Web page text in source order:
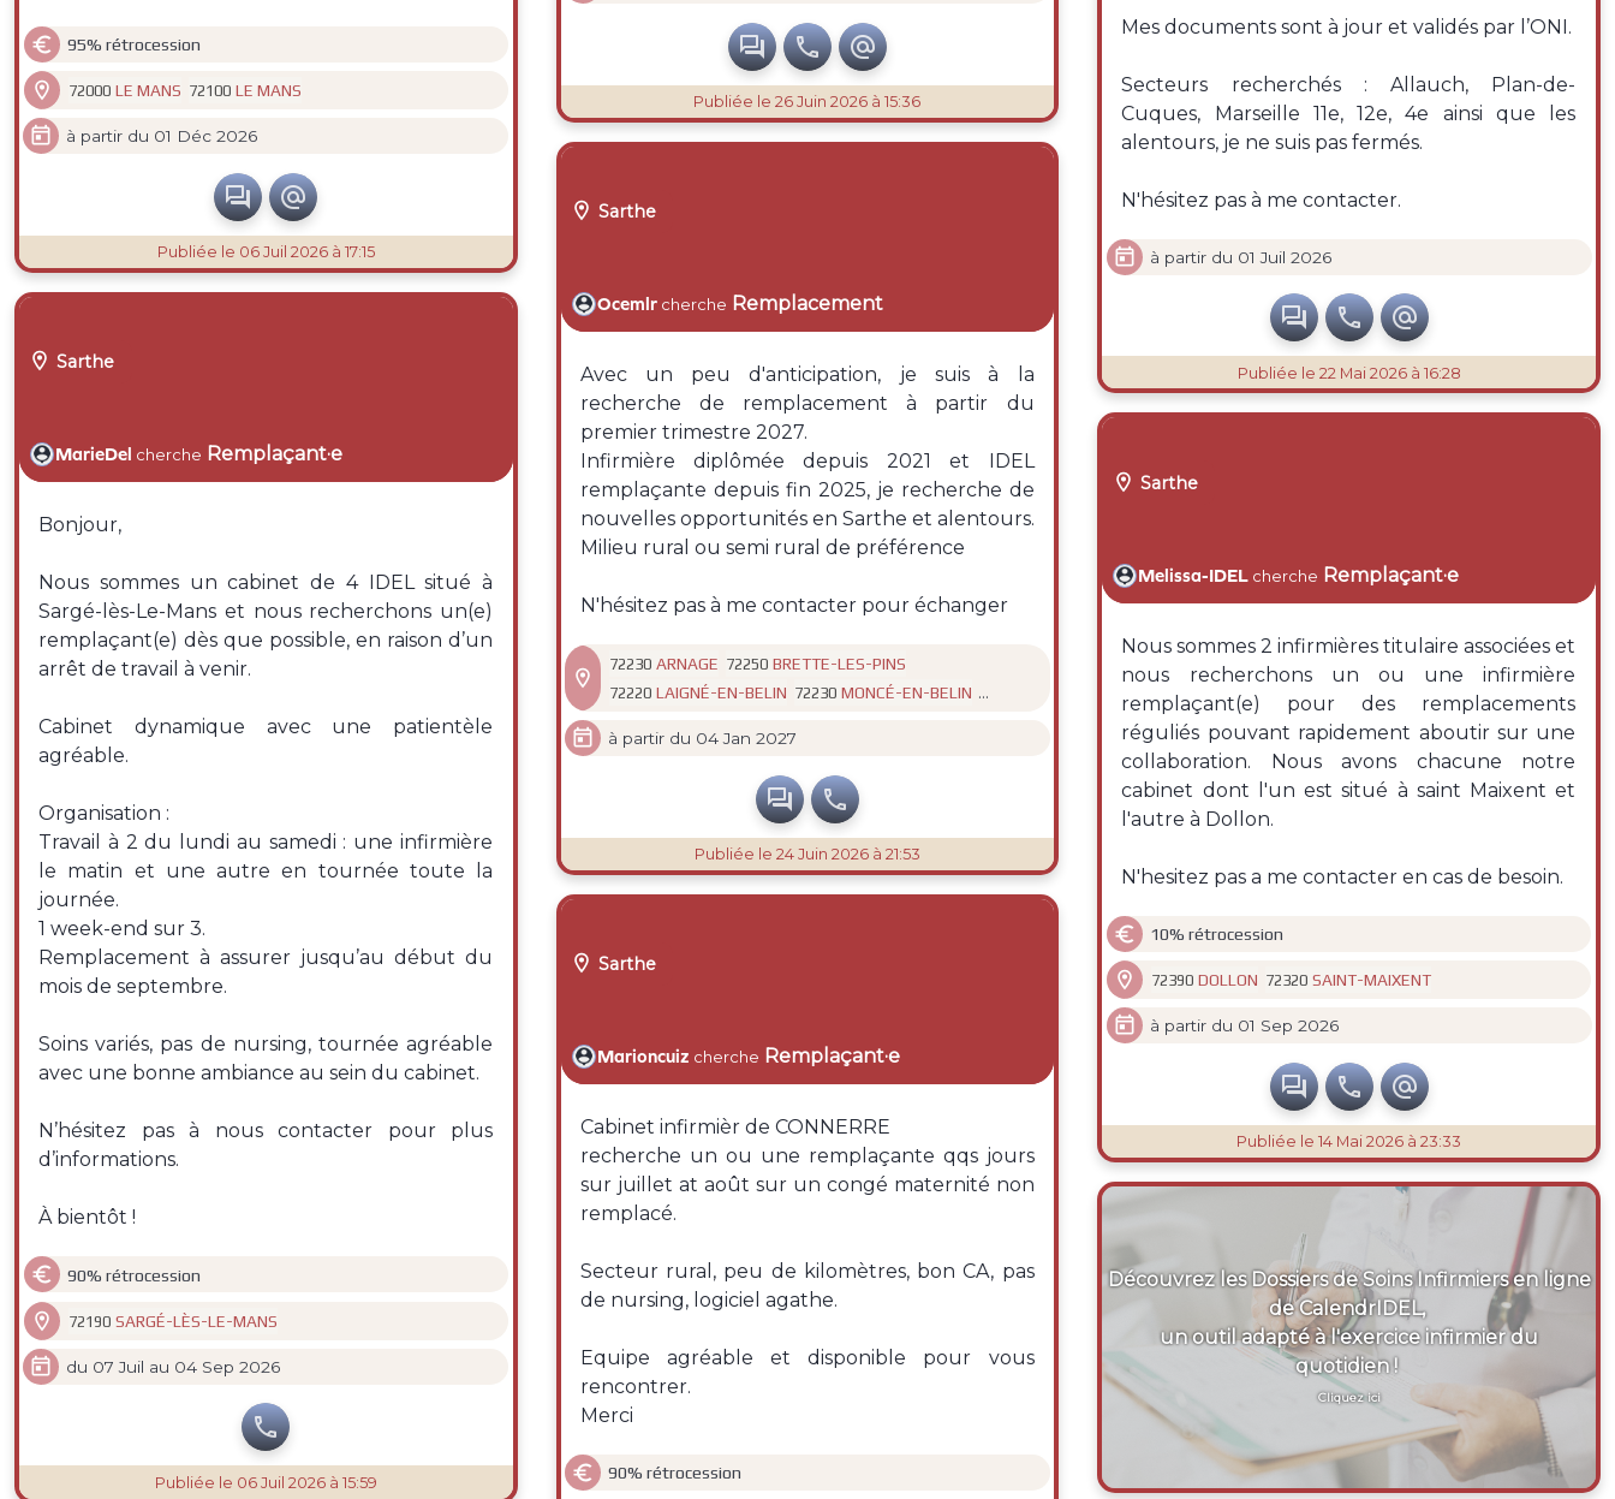
 95% rétrocession
 72000 LE MANS 72100 LE MANS
 à partir du 01 Déc 2026
 
Publiée le 06 Juil 2026 à 17:15
 Sarthe
MarieDel cherche Remplaçant·e
Bonjour,
Nous sommes un cabinet de 4 IDEL situé à
Sargé-lès-Le-Mans et nous recherchons un(e)
remplaçant(e) dès que possible, en raison d’un
arrêt de travail à venir.
Cabinet dynamique avec une patientèle
agréable.
Organisation :
Travail à 2 du lundi au samedi : une infirmière
le matin et une autre en tournée toute la
journée.
1 week-end sur 3.
Remplacement à assurer jusqu’au début du
mois de septembre.
Soins variés, pas de nursing, tournée agréable
avec une bonne ambiance au sein du cabinet.
N’hésitez pas à nous contacter pour plus
d’informations.
À bientôt !
 90% rétrocession
 72190 SARGÉ-LÈS-LE-MANS
 du 07 Juil au 04 Sep 2026

Publiée le 06 Juil 2026 à 15:59
  
Publiée le 26 Juin 2026 à 15:36
 Sarthe
Ocemlr cherche Remplacement
Avec un peu d'anticipation, je suis à la
recherche de remplacement à partir du
premier trimestre 2027.
Infirmière diplômée depuis 2021 et IDEL
remplaçante depuis fin 2025, je recherche de
nouvelles opportunités en Sarthe et alentours.
Milieu rural ou semi rural de préférence
N'hésitez pas à me contacter pour échanger

72230 ARNAGE 72250 BRETTE-LES-PINS
72220 LAIGNÉ-EN-BELIN 72230 MONCÉ-EN-BELIN ...
 à partir du 04 Jan 2027
 
Publiée le 24 Juin 2026 à 21:53
 Sarthe
Marioncuiz cherche Remplaçant·e
Cabinet infirmièr de CONNERRE
recherche un ou une remplaçante qqs jours
sur juillet at août sur un congé maternité non
remplacé.
Secteur rural, peu de kilomètres, bon CA, pas
de nursing, logiciel agathe.
Equipe agréable et disponible pour vous
rencontrer.
Merci
 90% rétrocession
Mes documents sont à jour et validés par l’ONI.
Secteurs recherchés : Allauch, Plan-de-
Cuques, Marseille 11e, 12e, 4e ainsi que les
alentours, je ne suis pas fermés.
N'hésitez pas à me contacter.
 à partir du 01 Juil 2026
  
Publiée le 22 Mai 2026 à 16:28
 Sarthe
Melissa-IDEL cherche Remplaçant·e
Nous sommes 2 infirmières titulaire associées et
nous recherchons un ou une infirmière
remplaçant(e) pour des remplacements
réguliés pouvant rapidement aboutir sur une
collaboration. Nous avons chacune notre
cabinet dont l'un est situé à saint Maixent et
l'autre à Dollon.
N'hesitez pas a me contacter en cas de besoin.
 10% rétrocession
 72390 DOLLON 72320 SAINT-MAIXENT
 à partir du 01 Sep 2026
  
Publiée le 14 Mai 2026 à 23:33
Découvrez les Dossiers de Soins Infirmiers en ligne
de CalendrIDEL,
un outil adapté à l'exercice infirmier du
quotidien !
Cliquez ici